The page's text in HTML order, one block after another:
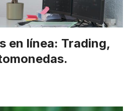
en línea: Trading,